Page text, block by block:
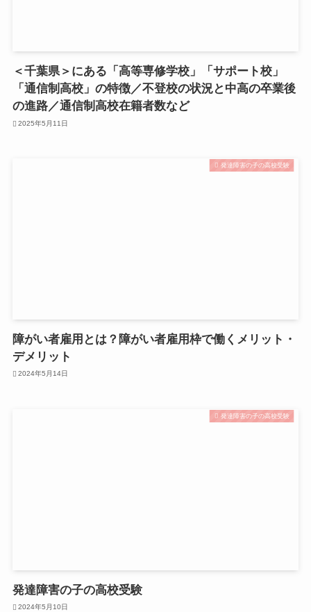
＜千葉県＞にある「高等専修学校」「サポート校」
「通信制高校」の特徴／不登校の状況と中高の卒業後
の進路／通信制高校在籍者数など
2025年5月11日
発達障害の子の高校受験
障がい者雇用とは？障がい者雇用枠で働くメリット・
デメリット
2024年5月14日
発達障害の子の高校受験
発達障害の子の高校受験
2024年5月10日